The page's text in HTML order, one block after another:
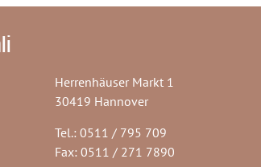
Herrenhäuser Markt 1
30419 Hannover
Tel.: 0511 / 795 709
Fax: 0511 / 271 7890